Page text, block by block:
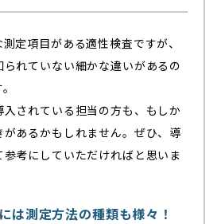
定項目がある適性検査ですが、
れていない細かな違いがあるの
されている担当の方も、もしか
あるかもしれません。ぜひ、導
考にしていただければと思いま
は測定方法の種類も様々！